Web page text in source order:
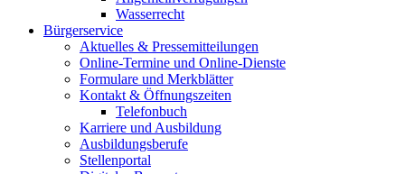
Wasserrecht
Bürgerservice
Aktuelles & Pressemitteilungen
Online-Termine und Online-Dienste
Formulare und Merkblätter
Kontakt & Öffnungszeiten
Telefonbuch
Karriere und Ausbildung
Ausbildungsberufe
Stellenportal